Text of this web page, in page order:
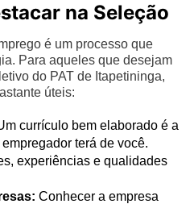
na Seleção
é um processo que
Para aqueles que desejam
do PAT de Itapetininga,
úteis:
currículo bem elaborado é a
terá de você.
experiências e qualidades
Conhecer a empresa